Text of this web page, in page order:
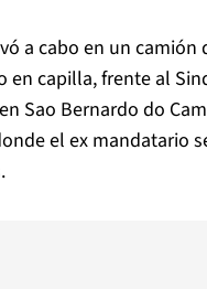
a cabo en un camión
en capilla, frente al
Sao Bernardo do
el ex mandatario